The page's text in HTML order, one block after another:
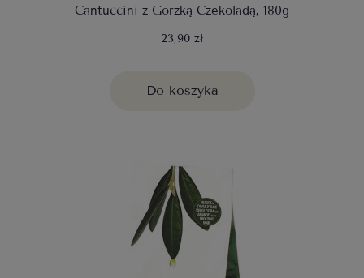
Cantuccini z Gorzką Czekoladą, 180g
23,90 zł
Do koszyka